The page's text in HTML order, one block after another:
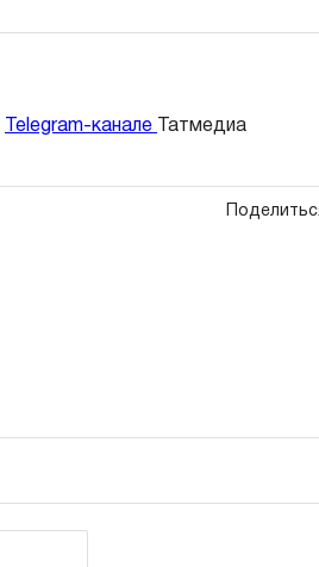
Telegram-канале Татмедиа